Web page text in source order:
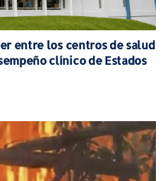
entre los centros de salud
clínico de Estados